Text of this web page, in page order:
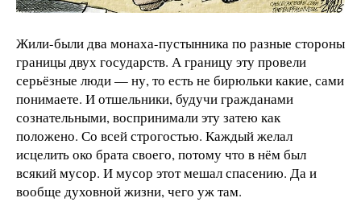
Жили-были два монаха-пустынника по разные стороны
границы двух государств. А границу эту провели
серьёзные люди — ну, то есть не бирюльки какие, сами
понимаете. И отшельники, будучи гражданами
сознательными, воспринимали эту затею как
положено. Со всей строгостью. Каждый желал
исцелить око брата своего, потому что в нём был
всякий мусор. И мусор этот мешал спасению. Да и
вообще духовной жизни, чего уж там.